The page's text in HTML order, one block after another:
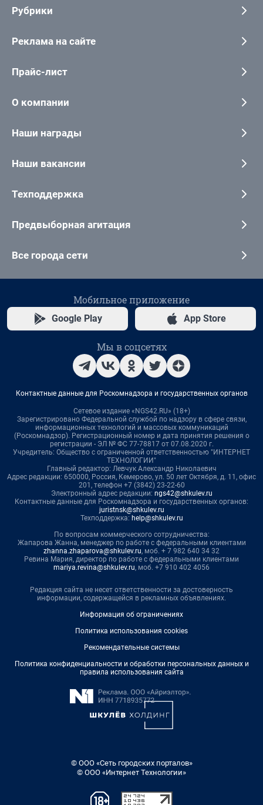
Рубрики
Реклама на сайте
Прайс-лист
О компании
Наши награды
Наши вакансии
Техподдержка
Предвыборная агитация
Все города сети
Мобильное приложение
Google Play App Store
Мы в соцсетях
Контактные данные для Роскомнадзора и государственных органов
Сетевое издание «NGS42.RU» (18+)
Зарегистрировано Федеральной службой по надзору в сфере связи,
информационных технологий и массовых коммуникаций
(Роскомнадзор). Регистрационный номер и дата принятия решения о
регистрации - ЭЛ № ФС 77-78817 от 07.08.2020 г.
Учредитель: Общество с ограниченной ответственностью "ИНТЕРНЕТ
ТЕХНОЛОГИИ"
Главный редактор: Левчук Александр Николаевич
Адрес редакции: 650000, Россия, Кемерово, ул. 50 лет Октября, д. 11, офис
201, телефон +7 (3842) 23-22-60
Электронный адрес редакции: ngs42@shkulev.ru
Контактные данные для Роскомнадзора и государственных органов:
juristnsk@shkulev.ru
Техподдержка: help@shkulev.ru
По вопросам коммерческого сотрудничества:
Жапарова Жанна, менеджер по работе с федеральными клиентами
zhanna.zhaparova@shkulev.ru, моб. + 7 982 640 34 32
Ревина Мария, директор по работе с федеральными клиентами
mariya.revina@shkulev.ru, моб. +7 910 402 4056
Редакция сайта не несет ответственности за достоверность
информации, содержащейся в рекламных объявлениях.
Информация об ограничениях
Политика использования cookies
Рекомендательные системы
Политика конфиденциальности и обработки персональных данных и
правила использования сайта
© ООО «Сеть городских порталов»
© ООО «Интернет Технологии»